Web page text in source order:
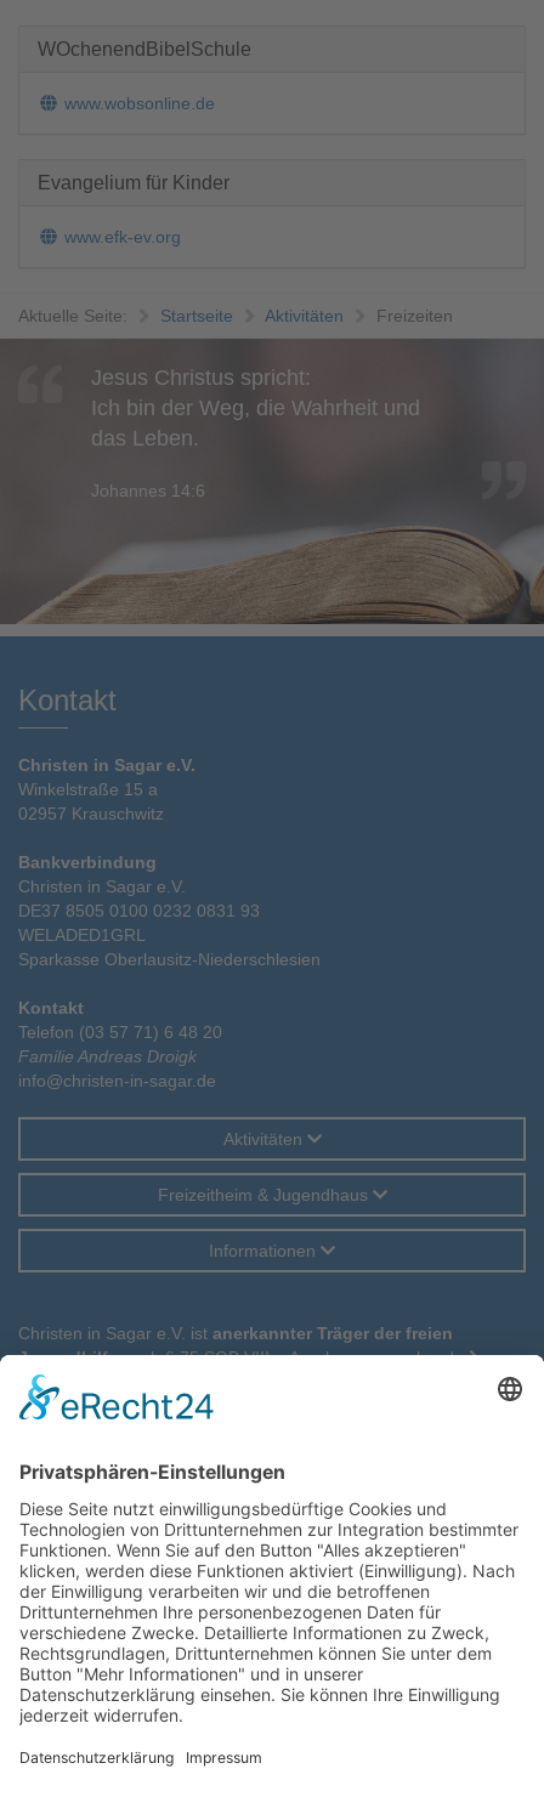
WOchenendBibelSchule
www.wobsonline.de
Evangelium für Kinder
www.efk-ev.org
Aktuelle Seite: Startseite Aktivitäten Freizeiten
Jesus Christus spricht:
Ich bin der Weg, die Wahrheit und
das Leben.
Johannes 14:6
Kontakt
Christen in Sagar e.V.
Winkelstraße 15 a
02957 Krauschwitz
Bankverbindung
Christen in Sagar e.V.
DE37 8505 0100 0232 0831 93
WELADED1GRL
Sparkasse Oberlausitz-Niederschlesien
Kontakt
Telefon (03 57 71) 6 48 20
Familie Andreas Droigk
info@christen-in-sagar.de
Aktivitäten
Freizeitheim & Jugendhaus
Informationen
Christen in Sagar e.V. ist anerkannter Träger der freien
Jugendhilfenach § 75 SGB VIII.Anerkennungsurkunde
Wir benötigen Ihre Zustimmung, um
den Google Maps-Service zu laden!
Wir verwenden einen Service eines
Drittanbieters, um Karteninhalte einzubetten.
Dieser Service kann Daten zu Ihren Aktivitäten
sammeln. Bitte lesen Sie die Details durch und
stimmen Sie der Nutzung des Service zu, um
diese Karte anzuzeigen.